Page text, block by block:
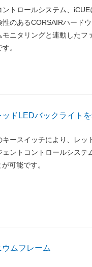
トロールシステム、
のあるCORSAIRハード
ニタリングと連動したフ
。
ドLEDバックライト
ースイッチにより、レッ
ントコントロールシステ
可能です。
ムフレーム